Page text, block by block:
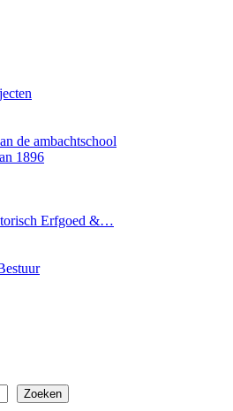
de ambachtschool
1896
Erfgoed &…
Zoeken